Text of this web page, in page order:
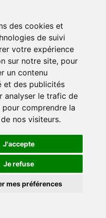
des cookies et
de suivi
votre expérience
sur notre site, pour
un contenu
et des publicités
analyser le trafic de
comprendre la
nos visiteurs.
J'accepte
Je refuse
mes préférences